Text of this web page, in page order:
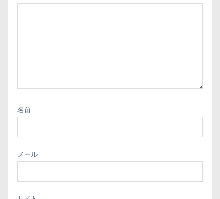
名前
メール